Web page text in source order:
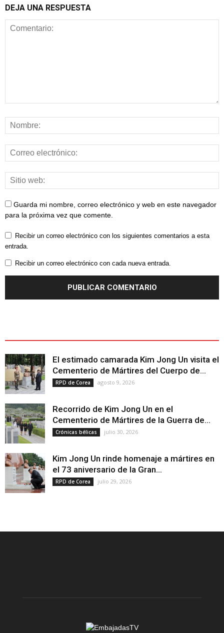
DEJA UNA RESPUESTA
Guarda mi nombre, correo electrónico y web en este navegador
para la próxima vez que comente.
Recibir un correo electrónico con los siguientes comentarios a esta
entrada.
Recibir un correo electrónico con cada nueva entrada.
El estimado camarada Kim Jong Un visita el
Cementerio de Mártires del Cuerpo de...
RPD de Corea agosto 9, 2026
Recorrido de Kim Jong Un en el
Cementerio de Mártires de la Guerra de...
Crónicas bélicas julio 30, 2026
Kim Jong Un rinde homenaje a mártires en
el 73 aniversario de la Gran...
RPD de Corea julio 29, 2026